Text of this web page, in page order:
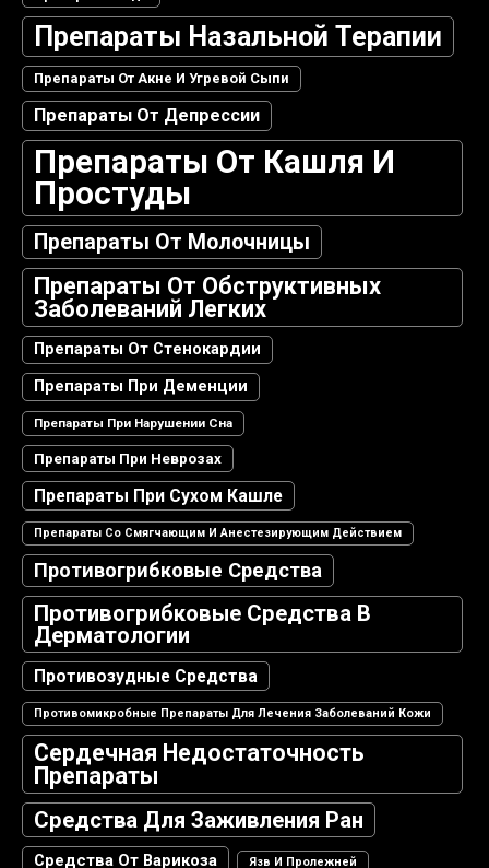
Препараты Назальной Терапии
Препараты От Акне И Угревой Сыпи
Препараты От Депрессии
Препараты От Кашля И
Простуды
Препараты От Молочницы
Препараты От Обструктивных
Заболеваний Легких
Препараты От Стенокардии
Препараты При Деменции
Препараты При Нарушении Сна
Препараты При Неврозах
Препараты При Сухом Кашле
Препараты Со Смягчающим И Анестезирующим Действием
Противогрибковые Средства
Противогрибковые Средства В
Дерматологии
Противозудные Средства
Противомикробные Препараты Для Лечения Заболеваний Кожи
Сердечная Недостаточность
Препараты
Средства Для Заживления Ран
Средства От Варикоза Язв И Пролежней